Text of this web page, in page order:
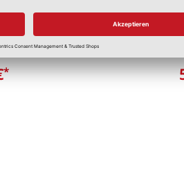
*
Scheibenstange Lehta
diverse Größen